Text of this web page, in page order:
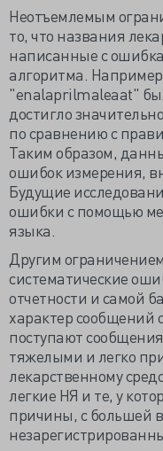
Неотъемлемым
то, что названия
написанные с
алгоритма.
"enalaprilmaleaat"
достигло
по сравнению с
Таким образом,
ошибок измерения,
Будущие
ошибки с помощью
языка.
Другим
систематические
отчетности и самой
характер сообщений
поступают
тяжелыми и легко
лекарственному
легкие НЯ и те, у
причины, с большей